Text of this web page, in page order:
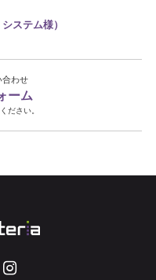
ステム様）
合わせ
ーム
ださい。